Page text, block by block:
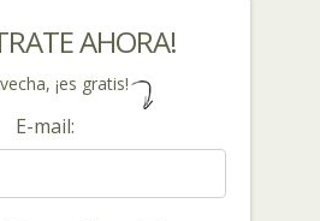
AHORA!
¡es gratis!
E-mail: